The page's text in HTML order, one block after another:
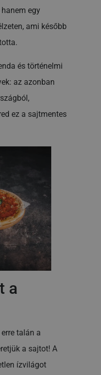
egy
ami később
és történelmi
az azonban
ez a sajtmentes
a
talán a
a sajtot! A
ízvilágot